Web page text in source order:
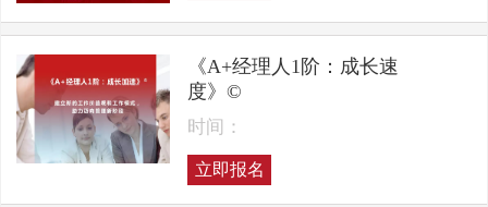
《A+经理人1阶：成长速
度》©
时间：
立即报名